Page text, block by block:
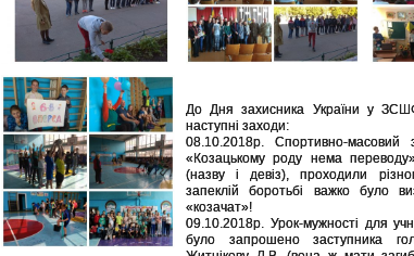
До Дня захисника України у
наступні заходи:
08.10.2018р. Спортивно-масовий
«Козацькому роду нема
(назву і девіз), проходили
запеклій боротьбі важко було
«козачат»!
09.10.2018р. Урок-мужності для
було запрошено заступника